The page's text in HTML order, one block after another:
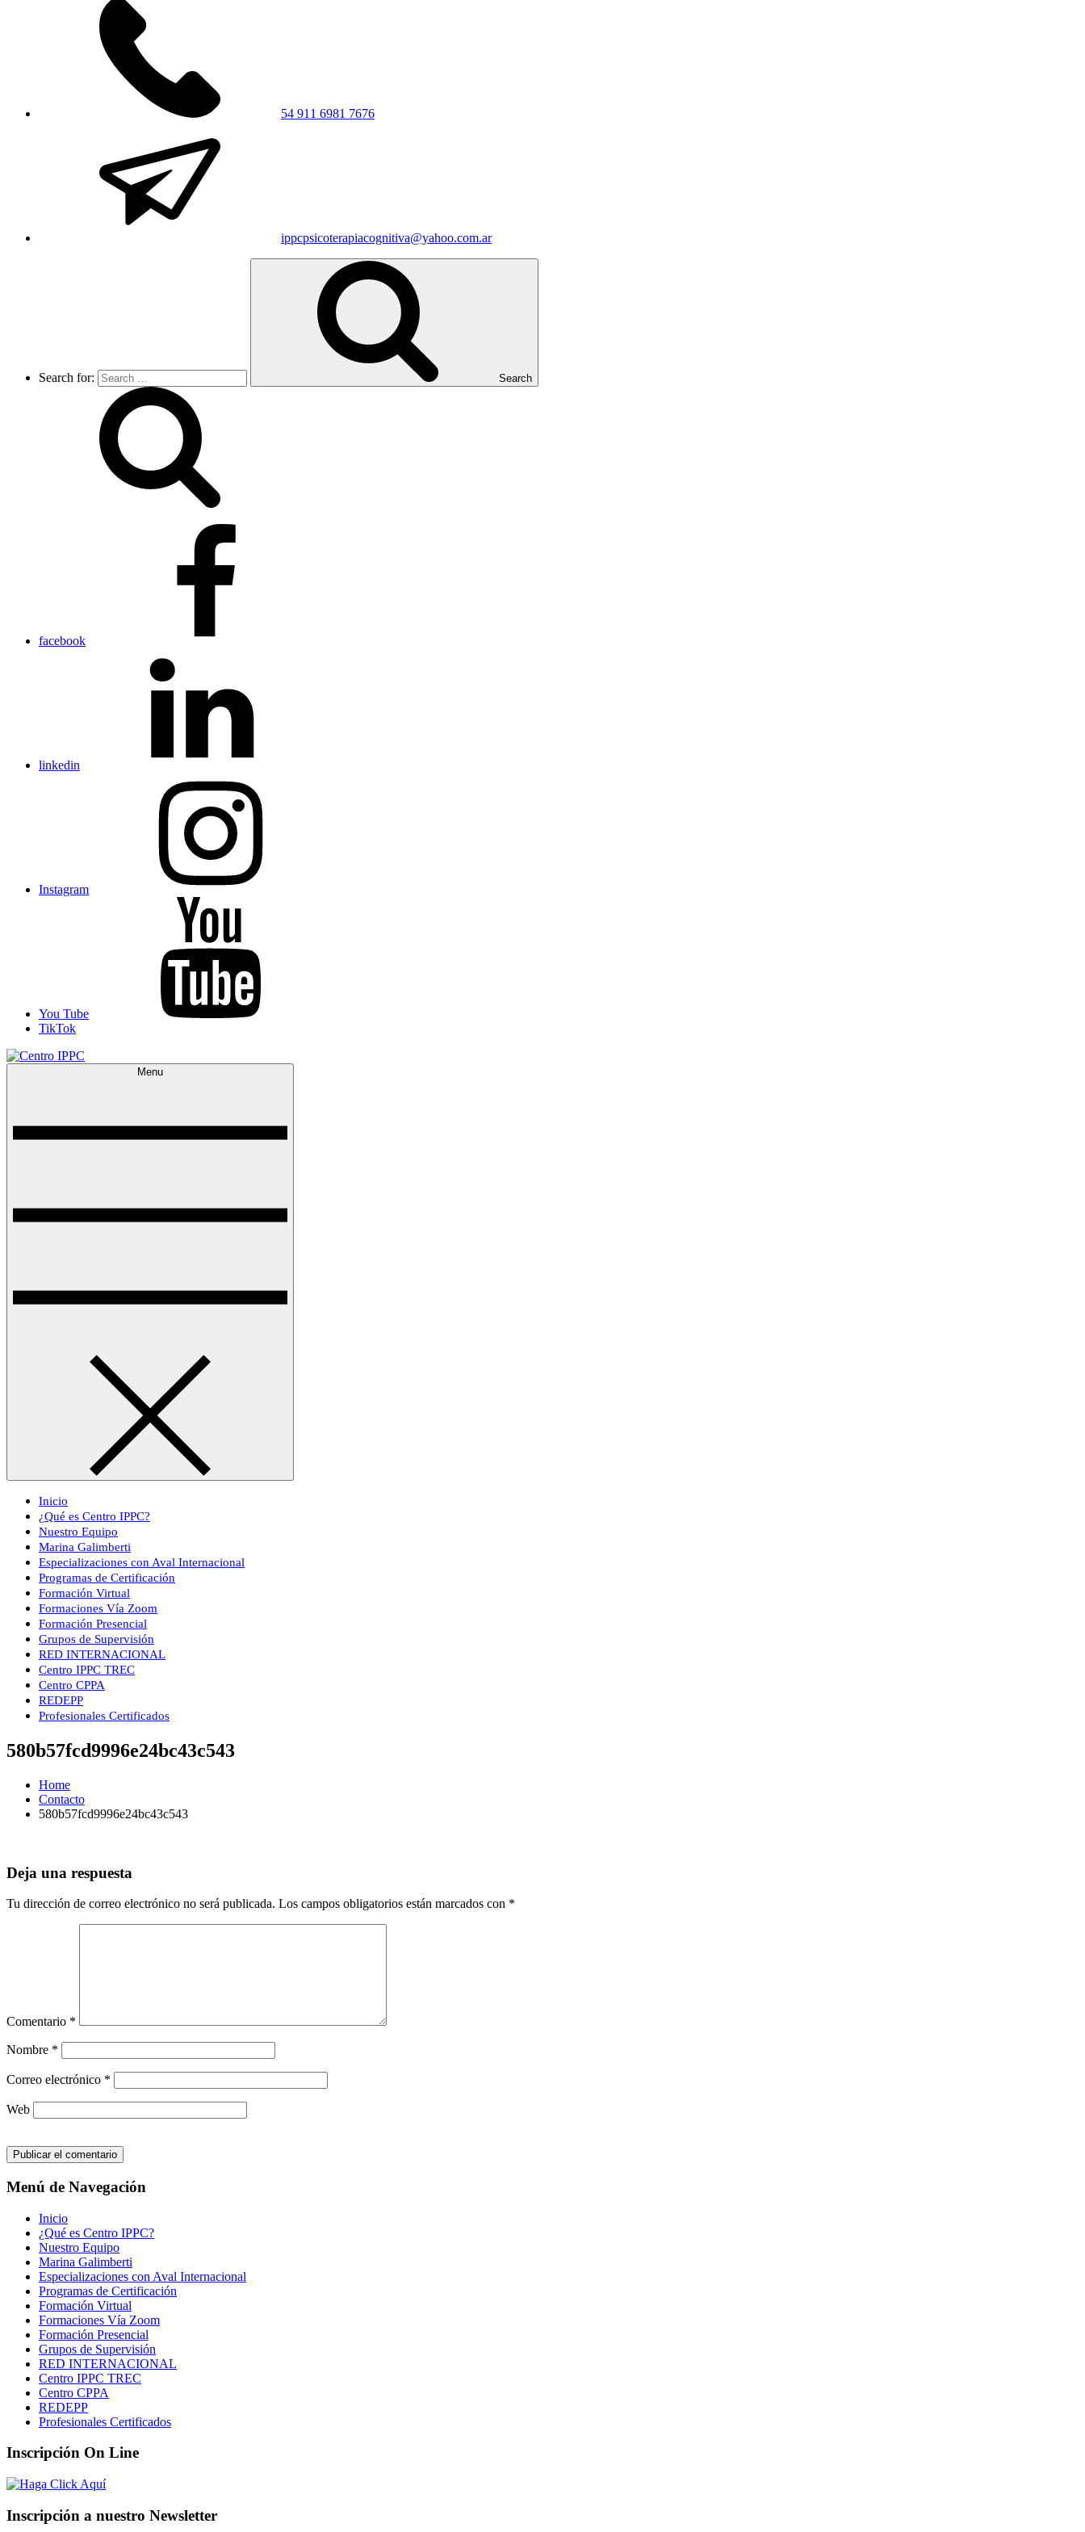
54 911 6981 7676
ippcpsicoterapiacognitiva@yahoo.com.ar
Search for: Search
facebook
linkedin
Instagram
You Tube
TikTok
Menu
Inicio
¿Qué es Centro IPPC?
Nuestro Equipo
Marina Galimberti
Especializaciones con Aval Internacional
Programas de Certificación
Formación Virtual
Formaciones Vía Zoom
Formación Presencial
Grupos de Supervisión
RED INTERNACIONAL
Centro IPPC TREC
Centro CPPA
REDEPP
Profesionales Certificados
580b57fcd9996e24bc43c543
Home
Contacto
580b57fcd9996e24bc43c543
Deja una respuesta
Tu dirección de correo electrónico no será publicada. Los campos obligatorios están marcados con *
Comentario *
Nombre *
Correo electrónico *
Web
Menú de Navegación
Inicio
¿Qué es Centro IPPC?
Nuestro Equipo
Marina Galimberti
Especializaciones con Aval Internacional
Programas de Certificación
Formación Virtual
Formaciones Vía Zoom
Formación Presencial
Grupos de Supervisión
RED INTERNACIONAL
Centro IPPC TREC
Centro CPPA
REDEPP
Profesionales Certificados
Inscripción On Line
Inscripción a nuestro Newsletter